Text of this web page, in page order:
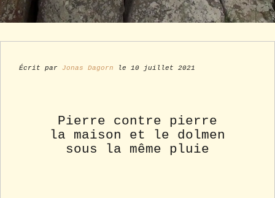
Écrit par Jonas Dagorn le 10 juillet 2021
Pierre contre pierre
la maison et le dolmen
sous la même pluie